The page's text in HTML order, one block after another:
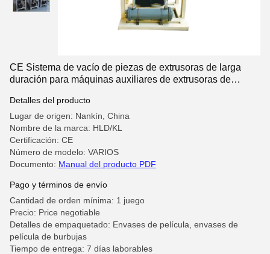
CE Sistema de vacío de piezas de extrusoras de larga
duración para máquinas auxiliares de extrusoras de
Detalles del producto
Lugar de origen: Nankín, China
Nombre de la marca: HLD/KL
Certificación: CE
Número de modelo: VARIOS
Documento: Manual del producto PDF
Pago y términos de envío
Cantidad de orden mínima: 1 juego
Precio: Price negotiable
Detalles de empaquetado: Envases de película, envases de
película de burbujas
Tiempo de entrega: 7 días laborables